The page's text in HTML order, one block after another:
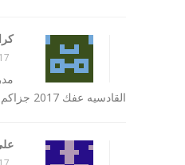
القادسيه عفك 2017 جزاكم الله خير الجزاء